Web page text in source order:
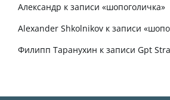
Александр к записи «шопоголичка»
Alexander Shkolnikov к записи
Филипп Таранухин к записи Gpt